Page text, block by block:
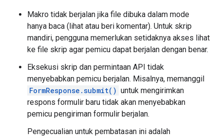
Makro tidak berjalan jika file dibuka dalam mode
hanya baca (lihat atau beri komentar). Untuk skrip
mandiri, pengguna memerlukan setidaknya akses lihat
ke file skrip agar pemicu dapat berjalan dengan benar.
Eksekusi skrip dan permintaan API tidak
menyebabkan pemicu berjalan. Misalnya, memanggil
FormResponse.submit() untuk mengirimkan
respons formulir baru tidak akan menyebabkan
pemicu pengiriman formulir berjalan.
Pengecualian untuk pembatasan ini adalah